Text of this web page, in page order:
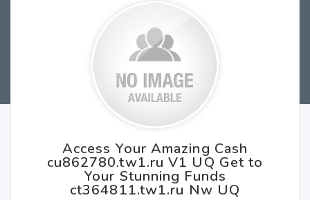
Access Your Amazing Cash
cu862780.tw1.ru V1 UQ Get to
Your Stunning Funds
ct364811.tw1.ru Nw UQ